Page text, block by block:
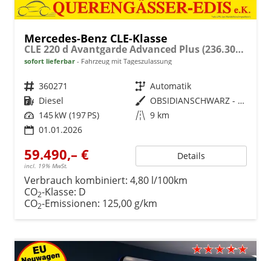
Mercedes-Benz CLE-Klasse
CLE 220 d Avantgarde Advanced Plus (236.304) Coupe 220d Distronic Pano
sofort lieferbar Fahrzeug mit Tageszulassung
Fahrzeugnr. 360271 Getriebe Automatik
Kraftstoff Diesel Außenfarbe
OBSIDIANSCHWARZ - METALLICLACK
Leistung 145 kW (197 PS) Kilometerstand 9 km
01.01.2026
59.490,– €
incl. 19% MwSt.
Details
Verbrauch kombiniert: 4,80 l/100km
CO2-Klasse: D
CO2-Emissionen: 125,00 g/km